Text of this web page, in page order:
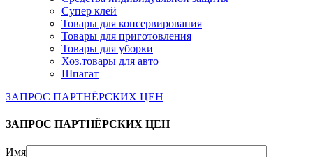
Супер клей
Товары для консервирования
Товары для приготовления
Товары для уборки
Хоз.товары для авто
Шпагат
ЗАПРОС ПАРТНЁРСКИХ ЦЕН
ЗАПРОС ПАРТНЁРСКИХ ЦЕН
Имя